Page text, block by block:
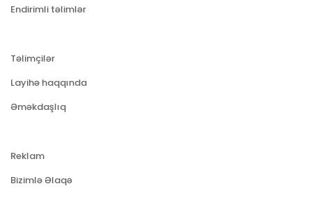
Endirimli təlimlər
Təlimçilər
Layihə haqqında
Əməkdaşlıq
Reklam
Bizimlə Əlaqə